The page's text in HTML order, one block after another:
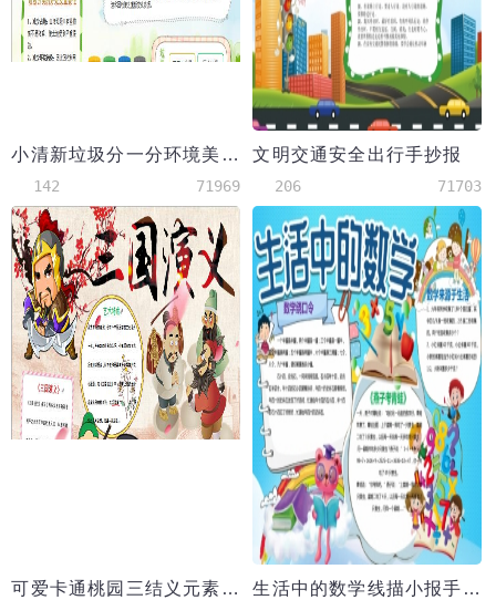
小清新垃圾分一分环境美十分手抄报模板
142 71969
文明交通安全出行手抄报
206 71703
可爱卡通桃园三结义元素三国演义小报 生活中的数学线描小报手抄报word模板